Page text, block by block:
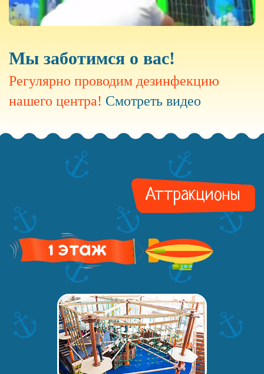
Мы заботимся о вас!
Регулярно проводим дезинфекцию
нашего центра! Смотреть видео
Аттракционы